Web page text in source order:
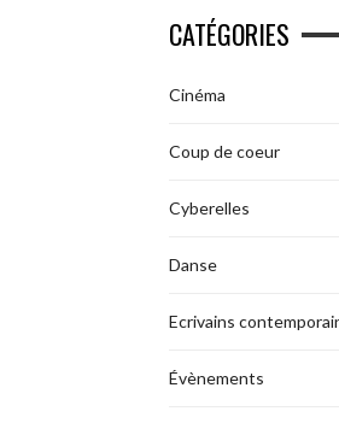
CATÉGORIES
Cinéma
Coup de coeur
Cyberelles
Danse
Ecrivains
Évènements